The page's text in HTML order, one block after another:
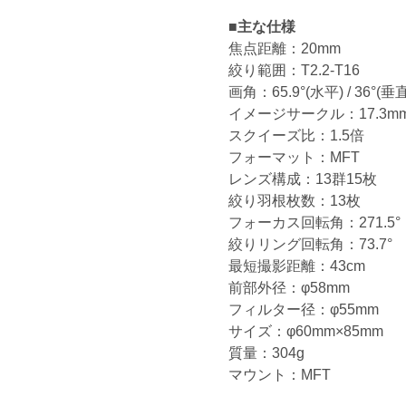
■主な仕様
焦点距離：20mm
絞り範囲：T2.2-T16
画角：65.9°(水平) / 36°(垂
イメージサークル：
スクイーズ比：1.5倍
フォーマット：MFT
レンズ構成：13群15枚
絞り羽根枚数：13枚
フォーカス回転角：271.5°
絞りリング回転角：73.7°
最短撮影距離：43cm
前部外径：φ58mm
フィルター径：φ55mm
サイズ：φ60mm×85mm
質量：304g
マウント：MFT